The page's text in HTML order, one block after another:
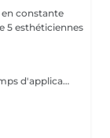
constante
5 esthéticiennes
40' d'endermologie adaptée a vos besoins, temps d'application de crème avant/après et enfilage endermowear inclus.